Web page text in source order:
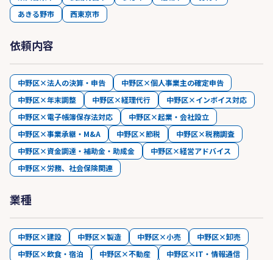
あきる野市
西東京市
依頼内容
中野区×法人の決算・申告
中野区×個人事業主の確定申告
中野区×年末調整
中野区×経理代行
中野区×インボイス対応
中野区×電子帳簿保存法対応
中野区×起業・会社設立
中野区×事業承継・M&A
中野区×節税
中野区×税務調査
中野区×資金調達・補助金・助成金
中野区×経営アドバイス
中野区×労務、社会保険関連
業種
中野区×建設 中野区×製造 中野区×小売
中野区×卸売
中野区×飲食・宿泊
中野区×不動産
中野区×IT・情報通信